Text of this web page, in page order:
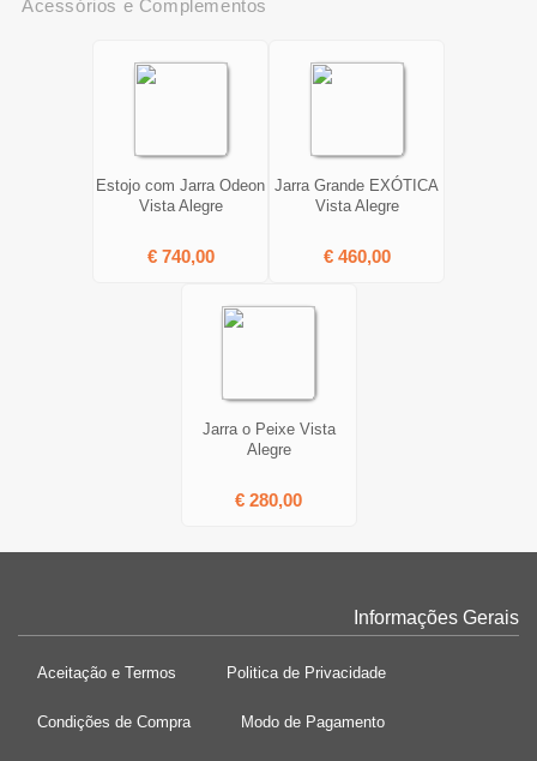
Acessórios e Complementos
Estojo com Jarra Odeon
Vista Alegre
€ 740,00
Jarra Grande EXÓTICA
Vista Alegre
€ 460,00
Jarra o Peixe Vista
Alegre
€ 280,00
Informações Gerais
Aceitação e Termos Politica de Privacidade
Condições de Compra Modo de Pagamento